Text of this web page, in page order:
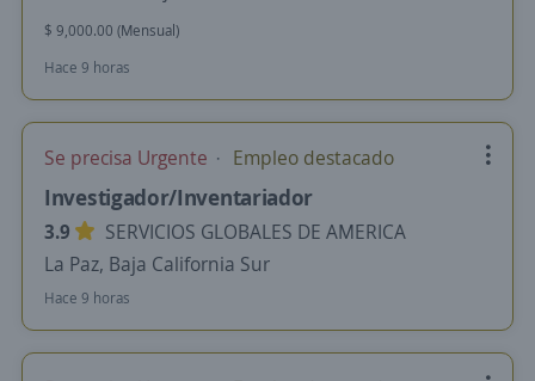
$ 9,000.00 (Mensual)
Hace 9 horas
Se precisa Urgente Empleo destacado
Investigador/Inventariador
3.9
SERVICIOS GLOBALES DE AMERICA
La Paz, Baja California Sur
Hace 9 horas